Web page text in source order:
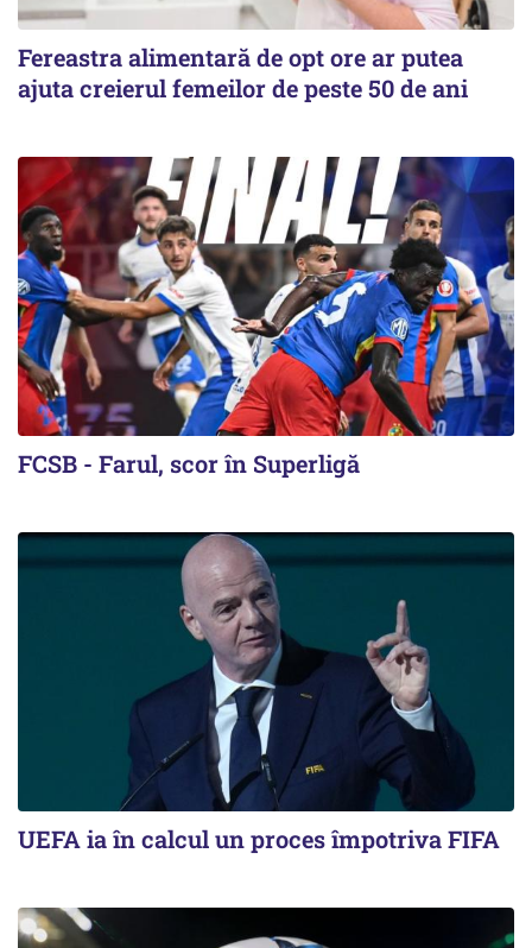
Fereastra alimentară de opt ore ar putea
ajuta creierul femeilor de peste 50 de ani
FCSB - Farul, scor în Superligă
UEFA ia în calcul un proces împotriva FIFA